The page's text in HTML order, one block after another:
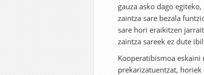
gauza asko dago
zaintza sare bezala
sare hori eraikitzen
zaintza sareek ez dute
Kooperatibismoa eskaini
prekarizatuentzat,